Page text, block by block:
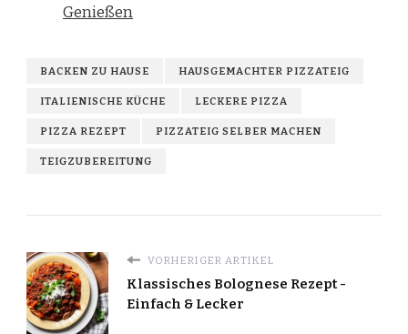
Genießen
BACKEN ZU HAUSE HAUSGEMACHTER PIZZATEIG
ITALIENISCHE KÜCHE LECKERE PIZZA
PIZZA REZEPT PIZZATEIG SELBER MACHEN
TEIGZUBEREITUNG
VORHERIGER ARTIKEL
Klassisches Bolognese Rezept -
Einfach & Lecker